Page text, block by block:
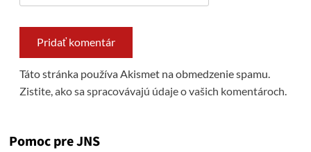
Táto stránka používa Akismet na obmedzenie spamu.
Zistite, ako sa spracovávajú údaje o vašich komentároch.
Pomoc pre JNS